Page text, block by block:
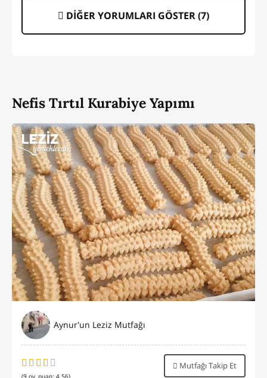
DİĞER YORUMLARI GÖSTER (7)
Nefis Tırtıl Kurabiye Yapımı
Aynur'un Leziz Mutfağı
(9 oy, puan: 4.56)
Mutfağı Takip Et